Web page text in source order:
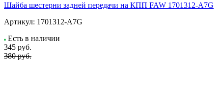
Шайба шестерни задней передачи на КПП FAW 1701312-A7G
Артикул: 1701312-A7G
Есть в наличии
345 руб.
380 руб.